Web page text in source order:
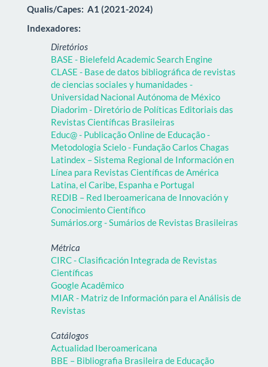
Qualis/Capes: A1 (2021-2024)
Indexadores:
Diretórios
BASE - Bielefeld Academic Search Engine
CLASE - Base de datos bibliográfica de revistas
de ciencias sociales y humanidades -
Universidad Nacional Autónoma de México
Diadorim - Diretório de Políticas Editoriais das
Revistas Científicas Brasileiras
Educ@ - Publicação Online de Educação -
Metodologia Scielo - Fundação Carlos Chagas
Latindex – Sistema Regional de Información en
Línea para Revistas Científicas de América
Latina, el Caribe, Espanha e Portugal
REDIB – Red Iberoamericana de Innovación y
Conocimiento Científico
Sumários.org - Sumários de Revistas Brasileiras
Métrica
CIRC - Clasificación Integrada de Revistas
Científicas
Google Acadêmico
MIAR - Matriz de Información para el Análisis de
Revistas
Catálogos
Actualidad Iberoamericana
BBE – Bibliografia Brasileira de Educação